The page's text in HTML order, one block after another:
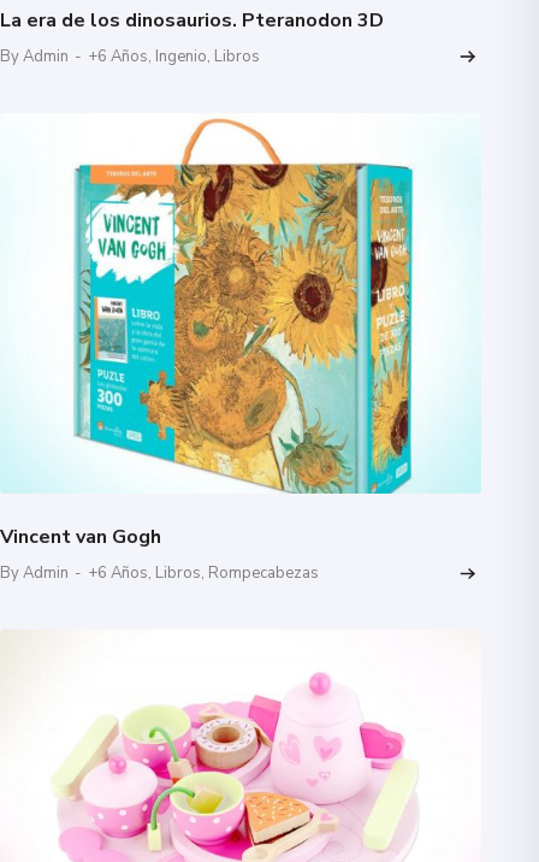
La era de los dinosaurios. Pteranodon 3D
By Admin - +6 Años, Ingenio, Libros
Vincent van Gogh
By Admin - +6 Años, Libros, Rompecabezas